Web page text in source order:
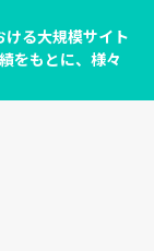
ける大規模サイト
をもとに、様々